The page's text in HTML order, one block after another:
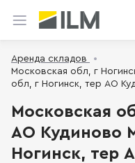
Аренда складов
Московская обл, г
обл, г Ногинск, тер АО
Московская
АО Кудиново
Ногинск, тер